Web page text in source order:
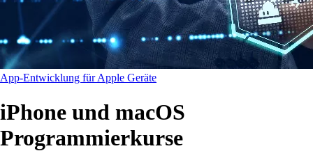
App-Entwicklung für Apple Geräte
iPhone und macOS
Programmierkurse